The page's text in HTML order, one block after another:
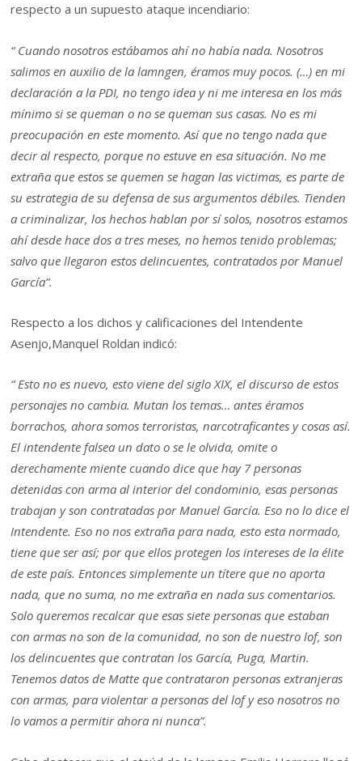
respecto a un supuesto ataque incendiario:
“ Cuando nosotros estábamos ahí no había nada. Nosotros
salimos en auxilio de la lamngen, éramos muy pocos. (…) en mi
declaración a la PDI, no tengo idea y ni me interesa en los más
mínimo si se queman o no se queman sus casas. No es mi
preocupación en este momento. Así que no tengo nada que
decir al respecto, porque no estuve en esa situación. No me
extraña que estos se quemen se hagan las victimas, es parte de
su estrategia de su defensa de sus argumentos débiles. Tienden
a criminalizar, los hechos hablan por sí solos, nosotros estamos
ahí desde hace dos a tres meses, no hemos tenido problemas;
salvo que llegaron estos delincuentes, contratados por Manuel
García”.
Respecto a los dichos y calificaciones del Intendente
Asenjo,Manquel Roldan indicó:
“ Esto no es nuevo, esto viene del siglo XIX, el discurso de estos
personajes no cambia. Mutan los temas… antes éramos
borrachos, ahora somos terroristas, narcotraficantes y cosas así.
El intendente falsea un dato o se le olvida, omite o
derechamente miente cuando dice que hay 7 personas
detenidas con arma al interior del condominio, esas personas
trabajan y son contratadas por Manuel García. Eso no lo dice el
Intendente. Eso no nos extraña para nada, esto esta normado,
tiene que ser así; por que ellos protegen los intereses de la élite
de este país. Entonces simplemente un títere que no aporta
nada, que no suma, no me extraña en nada sus comentarios.
Solo queremos recalcar que esas siete personas que estaban
con armas no son de la comunidad, no son de nuestro lof, son
los delincuentes que contratan los García, Puga, Martin.
Tenemos datos de Matte que contrataron personas extranjeras
con armas, para violentar a personas del lof y eso nosotros no
lo vamos a permitir ahora ni nunca”.